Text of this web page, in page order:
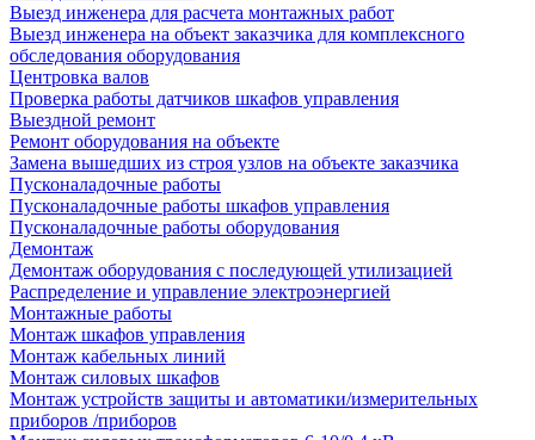
Выезд инженера для расчета монтажных работ
Выезд инженера на объект заказчика для комплексного
обследования оборудования
Центровка валов
Проверка работы датчиков шкафов управления
Выездной ремонт
Ремонт оборудования на объекте
Замена вышедших из строя узлов на объекте заказчика
Пусконаладочные работы
Пусконаладочные работы шкафов управления
Пусконаладочные работы оборудования
Демонтаж
Демонтаж оборудования с последующей утилизацией
Распределение и управление электроэнергией
Монтажные работы
Монтаж шкафов управления
Монтаж кабельных линий
Монтаж силовых шкафов
Монтаж устройств защиты и автоматики/измерительных
приборов /приборов